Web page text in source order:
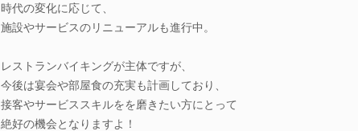
時代の変化に応じて、
施設やサービスのリニューアルも進行中。
レストランバイキングが主体ですが、
今後は宴会や部屋食の充実も計画しており、
接客やサービススキルをを磨きたい方にとって
絶好の機会となりますよ！